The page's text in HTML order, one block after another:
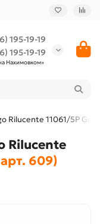
195-19-19
195-19-19
Нахимовком»
Rilucente 11061/5P
Rilucente
609)